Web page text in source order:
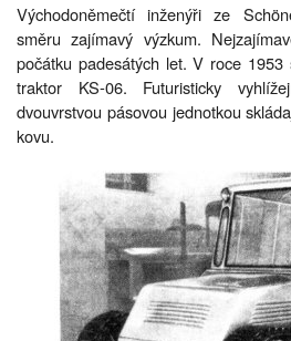
Východoněmečtí inženýři ze
směru zajímavý výzkum.
počátku padesátých let. V roce
traktor KS-06. Futuristicky
dvouvrstvou pásovou jednotkou
kovu.